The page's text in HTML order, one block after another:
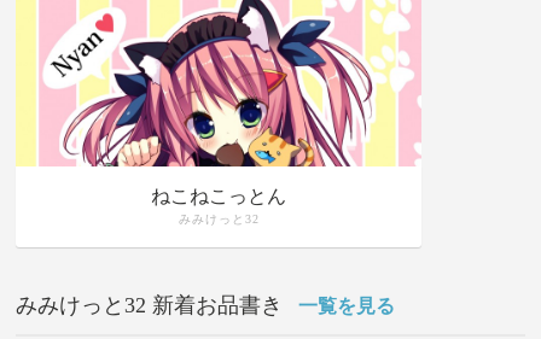
ねこねこっとん
みみけっと32
みみけっと32 新着お品書き 一覧を見る